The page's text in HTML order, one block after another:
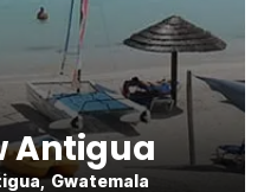
Antigua
Gwatemala